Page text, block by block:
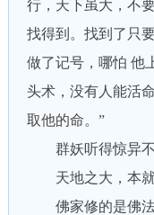
行，天下虽大，不
找得到。找到了只
做了记号，哪怕 他
头术，没有人能活
取他的命。”
群妖听得惊异不
天地之大，本就
佛家修的是佛法